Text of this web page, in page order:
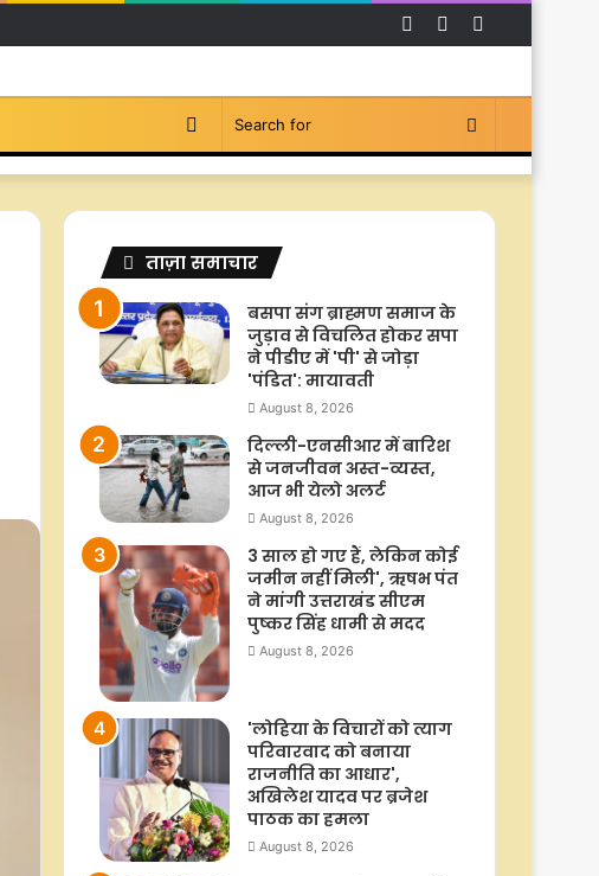
YouTube
Facebook
Search
for
Switch
skin
ताज़ा समाचार
बसपा संग ब्राह्मण समाज के
जुड़ाव से विचलित होकर सपा
ने पीडीए में 'पी' से जोड़ा
'पंडित': मायावती
August 8, 2026
दिल्ली-एनसीआर में बारिश
से जनजीवन अस्त-व्यस्त,
आज भी येलो अलर्ट
August 8, 2026
3 साल हो गए हैं, लेकिन कोई
जमीन नहीं मिली', ऋषभ पंत
ने मांगी उत्तराखंड सीएम
पुष्कर सिंह धामी से मदद
August 8, 2026
'लोहिया के विचारों को त्याग
परिवारवाद को बनाया
राजनीति का आधार',
अखिलेश यादव पर ब्रजेश
पाठक का हमला
August 8, 2026